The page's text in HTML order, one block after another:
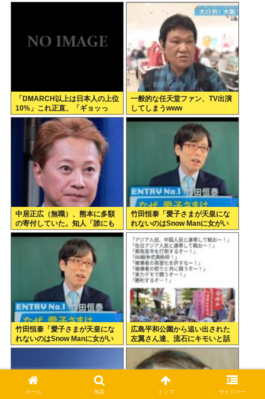
「DMARCH以上は日本人の上位
10%」これ正直、「ギョッっ
と」するよなあ…職場でも
MARCH同以下の低学歴とかあ
んまり観ない
一般的な任天堂ファン、TV出演
してしまうwww
中居正広（無職）、熊本に多額
の寄付していた。知人「誰にも
知られなくてもいい、と公表し
竹田恒泰「愛子さまが天皇にな
れないのはSnow Manに女がい
ないのと同じ」 民「養子案は
Snow Manに竹田恒泰が入るよ
うなもの」
竹田恒泰「愛子さまが天皇にな
れないのはSnow Manに女がい
ないのと同じ」X民「養子案は
うなもの」
広島平和公園から追い出された
左翼さん達、流石にキモいと話
題に
ホーム 検索 トップ サイドバー